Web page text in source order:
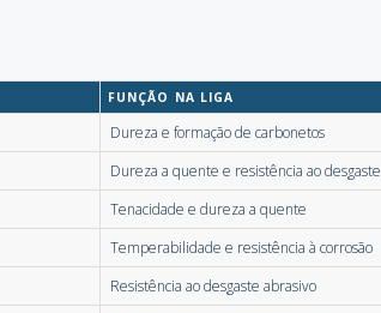
FUNÇÃO NA LIGA
Dureza e formação de carbonetos
Dureza a quente e resistência ao desgaste
Tenacidade e dureza a quente
Temperabilidade e resistência à corrosão
Resistência ao desgaste abrasivo